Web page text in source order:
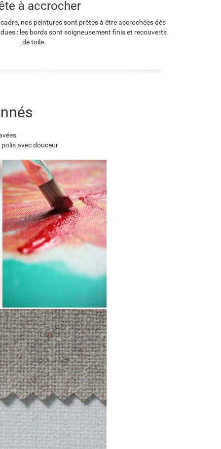
à accrocher
nos peintures sont prêtes à être accrochées dès
: les bords sont soigneusement finis et recouverts
de toile.
avec douceur